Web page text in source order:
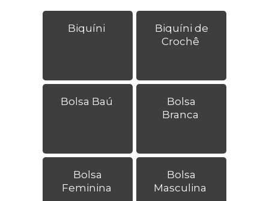
Biquíni
Biquíni de
Crochê
Bolsa Baú
Bolsa
Branca
Bolsa
Feminina
Bolsa
Masculina